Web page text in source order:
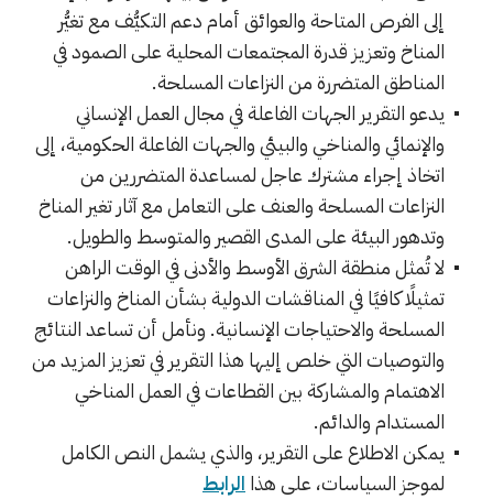
إلى الفرص المتاحة والعوائق أمام دعم التكيُّف مع تغيُّر
المناخ وتعزيز قدرة المجتمعات المحلية على الصمود في
المناطق المتضررة من النزاعات المسلحة.
يدعو التقرير الجهات الفاعلة في مجال العمل الإنساني
والإنمائي والمناخي والبيئي والجهات الفاعلة الحكومية، إلى
اتخاذ إجراء مشترك عاجل لمساعدة المتضررين من
النزاعات المسلحة والعنف على التعامل مع آثار تغير المناخ
وتدهور البيئة على المدى القصير والمتوسط والطويل.
لا تُمثل منطقة الشرق الأوسط والأدنى في الوقت الراهن
تمثيلًا كافيًا في المناقشات الدولية بشأن المناخ والنزاعات
المسلحة والاحتياجات الإنسانية. ونأمل أن تساعد النتائج
والتوصيات التي خلص إليها هذا التقرير في تعزيز المزيد من
الاهتمام والمشاركة بين القطاعات في العمل المناخي
المستدام والدائم.
يمكن الاطلاع على التقرير، والذي يشمل النص الكامل
لموجز السياسات، على هذا الرابط